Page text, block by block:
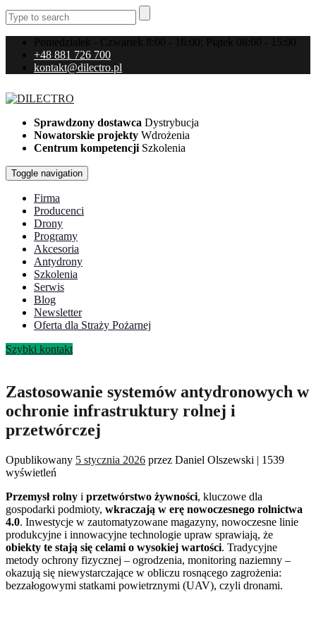
Poniedziałek - Czwartek 8:00 - 16:00; Piątek 08:00 - 15:00
+48 881 726 700
kontakt@dilectro.pl
Sprawdzony dostawca Dystrybucja
Nowatorskie projekty Wdrożenia
Centrum kompetencji Szkolenia
Toggle navigation
Firma
Producenci
Drony
Programy
Akcesoria
Antydrony
Szkolenia
Serwis
Blog
Newsletter
Oferta dla Straży Pożarnej
Szybki kontakt
Zastosowanie systemów antydronowych w
ochronie infrastruktury rolnej i
przetwórczej
Opublikowany 5 stycznia 2026 przez Daniel Olszewski | 1539
wyświetleń
Przemysł rolny i przetwórstwo żywności, kluczowe dla
gospodarki podmioty, wkraczają w erę nowoczesnego rolnictwa
4.0. Inwestycje w zautomatyzowane magazyny, nowoczesne linie
produkcyjne i innowacyjne technologie upraw sprawiają, że
obiekty te stają się celami o wysokiej wartości. Tradycyjne
metody ochrony fizycznej – ogrodzenia, monitoring naziemny –
okazują się niewystarczające w obliczu rosnącego zagrożenia:
bezzałogowymi statkami powietrznymi (UAV), czyli dronami.